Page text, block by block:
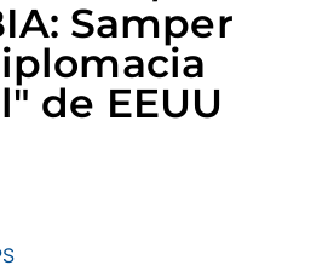
Samper
de EEUU